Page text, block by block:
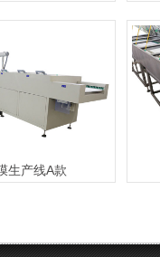
生产线A款